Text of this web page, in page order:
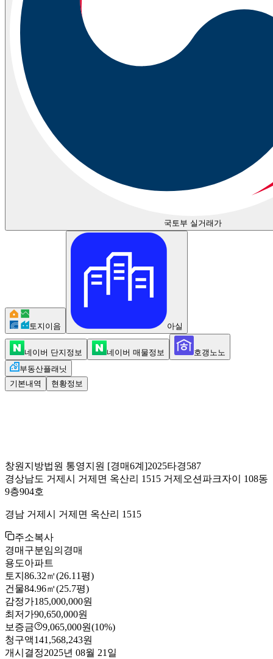
국토부 실거래가
토지이음 아실
네이버 단지정보 네이버 매물정보
호갱노노
부동산플래닛
기본내역
현황정보
창원지방법원 통영지원 [경매6계]2025타경587
경상남도 거제시 거제면 옥산리 1515 거제오션파크자이 108동
9층904호
경남 거제시 거제면 옥산리 1515
주소복사
경매구분임의경매
용도아파트
토지 86.32㎡(26.11평)
건물84.96㎡(25.7평)
감정가185,000,000원
최저가90,650,000원
보증금
9,065,000원(10%)
청구액141,568,243원
개시결정2025년 08월 21일